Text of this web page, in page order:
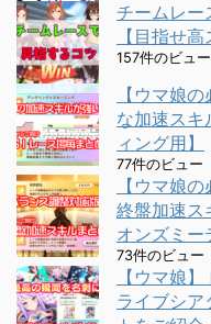
チームレー
【目指せ高
157件のビュー
【ウマ娘
な加速スキ
ィング用】
77件のビュー
【ウマ娘
終盤加速
オンズミー
73件のビュー
【ウマ娘
ライブシア